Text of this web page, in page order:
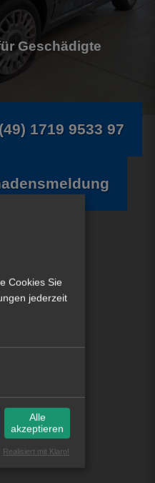
Geschädigte
1719 9533 97
Cookies Sie
jederzeit
Alle
akzeptieren
Realisiert mit Klaro!